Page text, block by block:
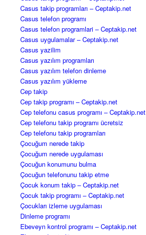
Casus takip programları – Ceptakip.net
Casus telefon programı
Casus telefon programlari – Ceptakip.net
Casus uygulamalar – Ceptakip.net
Casus yazilim
Casus yazılım programları
Casus yazılım telefon dinleme
Casus yazılım yükleme
Cep takip
Cep takip programı – Ceptakip.net
Cep telefonu casus programı – Ceptakip.net
Cep telefonu takip programı ücretsiz
Cep telefonu takip programları
Çocuğum nerede takip
Çocuğum nerede uygulaması
Çocuğun konumunu bulma
Çocuğun telefonunu takip etme
Çocuk konum takip – Ceptakip.net
Çocuk takip programı – Ceptakip.net
Çocukları izleme uygulaması
Dinleme programı
Ebeveyn kontrol programı – Ceptakip.net